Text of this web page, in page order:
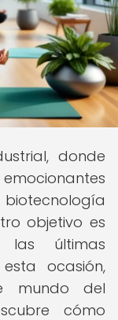
donde
objetivo es
últimas
ocasión,
mundo del
cómo